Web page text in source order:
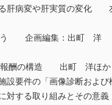
る肝病変や肝実質の変化
う 企画編集：出町 洋
報酬の構造 出町 洋ほか
設要件の「画像診断お
に対する取り組みとその